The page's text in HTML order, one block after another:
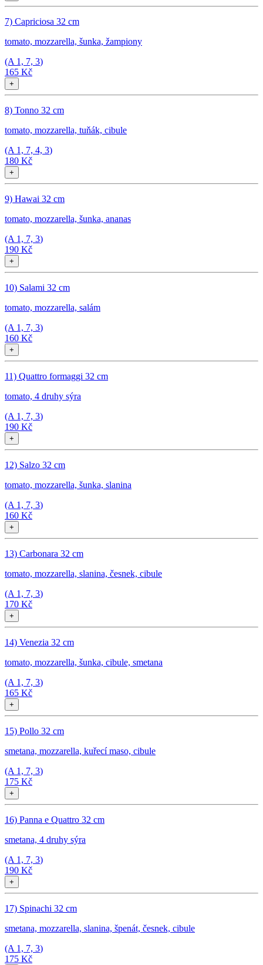
7) Capriciosa 32 cm
tomato, mozzarella, šunka, žampiony
(A 1, 7, 3)
165 Kč
+
8) Tonno 32 cm
tomato, mozzarella, tuňák, cibule
(A 1, 7, 4, 3)
180 Kč
+
9) Hawai 32 cm
tomato, mozzarella, šunka, ananas
(A 1, 7, 3)
190 Kč
+
10) Salami 32 cm
tomato, mozzarella, salám
(A 1, 7, 3)
160 Kč
+
11) Quattro formaggi 32 cm
tomato, 4 druhy sýra
(A 1, 7, 3)
190 Kč
+
12) Salzo 32 cm
tomato, mozzarella, šunka, slanina
(A 1, 7, 3)
160 Kč
+
13) Carbonara 32 cm
tomato, mozzarella, slanina, česnek, cibule
(A 1, 7, 3)
170 Kč
+
14) Venezia 32 cm
tomato, mozzarella, šunka, cibule, smetana
(A 1, 7, 3)
165 Kč
+
15) Pollo 32 cm
smetana, mozzarella, kuřecí maso, cibule
(A 1, 7, 3)
175 Kč
+
16) Panna e Quattro 32 cm
smetana, 4 druhy sýra
(A 1, 7, 3)
190 Kč
+
17) Spinachi 32 cm
smetana, mozzarella, slanina, špenát, česnek, cibule
(A 1, 7, 3)
175 Kč